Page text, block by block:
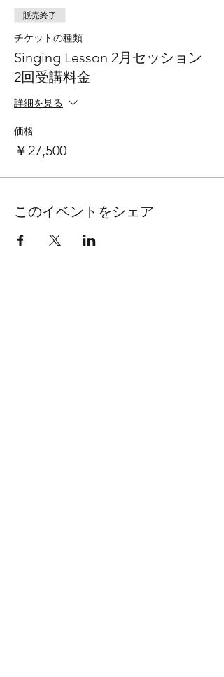
販売終了
チケットの種類
Singing Lesson 2月セッション
2回受講料金
詳細を見る
価格
￥27,500
このイベントをシェア